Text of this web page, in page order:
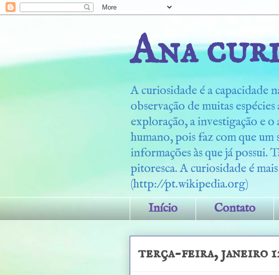
Ana
A curiosidade é a capacidade
observação de muitas
exploração, a investigação e
humano, pois faz com que
informações às que já possui.
pitoresca. A curiosidade é
(http://pt.wikipedia.org)
Início
Contato
terça-feira, janeiro